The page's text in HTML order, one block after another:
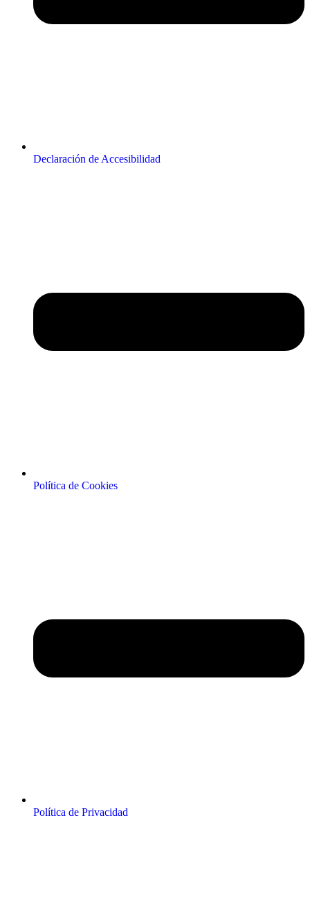
Declaración de Accesibilidad
Política de Cookies
Política de Privacidad